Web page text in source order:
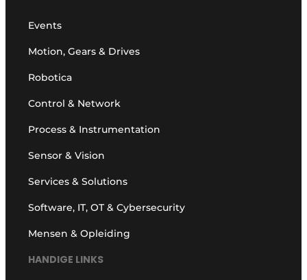
Events
Motion, Gears & Drives
Robotica
Control & Network
Process & Instrumentation
Sensor & Vision
Services & Solutions
Software, IT, OT & Cybersecurity
Mensen & Opleiding
HANDIGE LINKS